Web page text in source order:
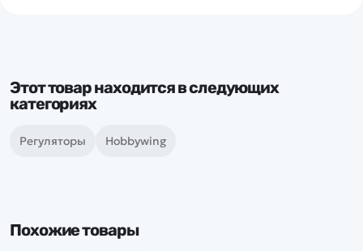
Этот товар находится в следующих
категориях
Регуляторы Hobbywing
Похожие товары